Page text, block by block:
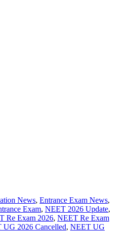
News, Entrance Exam News,
Exam, NEET 2026 Update,
Re Exam 2026, NEET Re Exam
UG 2026 Cancelled, NEET UG